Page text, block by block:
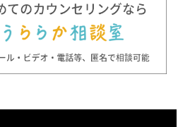
法や精神療法などを取り